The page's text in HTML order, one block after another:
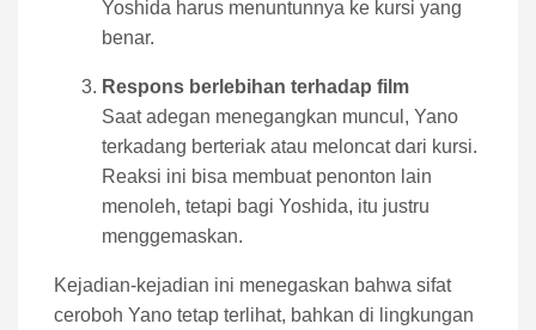
Yoshida harus menuntunnya ke kursi yang
benar.
Respons berlebihan terhadap film
Saat adegan menegangkan muncul, Yano
terkadang berteriak atau meloncat dari kursi.
Reaksi ini bisa membuat penonton lain
menoleh, tetapi bagi Yoshida, itu justru
menggemaskan.
Kejadian-kejadian ini menegaskan bahwa sifat
ceroboh Yano tetap terlihat, bahkan di lingkungan